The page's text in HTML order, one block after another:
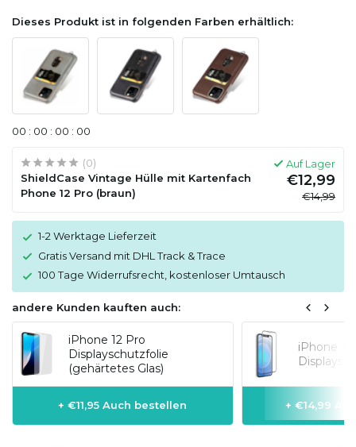
Dieses Produkt ist in folgenden Farben erhältlich:
00 : 00 : 00 : 00
(0)
ShieldCase Vintage Hülle mit Kartenfach
Phone 12 Pro (braun)
Auf Lager
€12,99
€14,99
1-2 Werktage Lieferzeit
Gratis Versand mit DHL Track & Trace
100 Tage Widerrufsrecht, kostenloser Umtausch
andere Kunden kauften auch:
iPhone 12 Pro
Displayschutzfolie
(gehärtetes Glas)
+ €11,95 Auch bestellen
iPhone
+ €14,99